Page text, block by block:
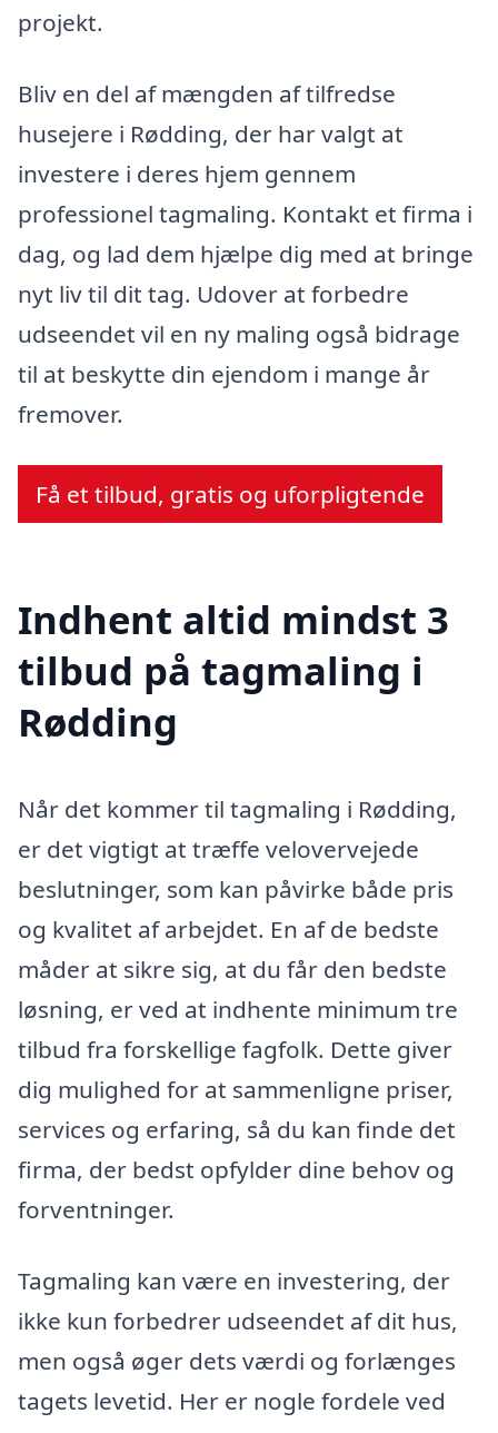
projekt.
Bliv en del af mængden af tilfredse
husejere i Rødding, der har valgt at
investere i deres hjem gennem
professionel tagmaling. Kontakt et firma i
dag, og lad dem hjælpe dig med at bringe
nyt liv til dit tag. Udover at forbedre
udseendet vil en ny maling også bidrage
til at beskytte din ejendom i mange år
fremover.
Få et tilbud, gratis og uforpligtende
Indhent altid mindst 3
tilbud på tagmaling i
Rødding
Når det kommer til tagmaling i Rødding,
er det vigtigt at træffe velovervejede
beslutninger, som kan påvirke både pris
og kvalitet af arbejdet. En af de bedste
måder at sikre sig, at du får den bedste
løsning, er ved at indhente minimum tre
tilbud fra forskellige fagfolk. Dette giver
dig mulighed for at sammenligne priser,
services og erfaring, så du kan finde det
firma, der bedst opfylder dine behov og
forventninger.
Tagmaling kan være en investering, der
ikke kun forbedrer udseendet af dit hus,
men også øger dets værdi og forlænges
tagets levetid. Her er nogle fordele ved